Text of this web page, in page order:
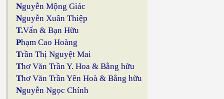
Nguyễn Mộng Giác
Nguyễn Xuân Thiệp
T.Vấn & Bạn Hữu
Phạm Cao Hoàng
Trần Thị Nguyệt Mai
Thơ Văn Trần Y. Hoa & Bằng hữu
Thơ Văn Trần Yên Hoà & Bằng hữu
Nguyễn Ngọc Chính